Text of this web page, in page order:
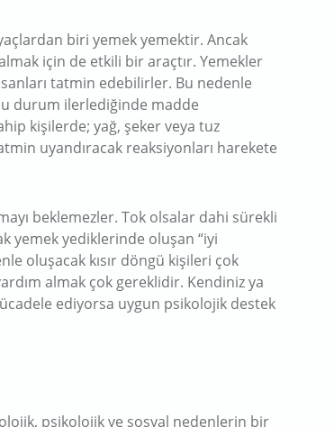
biri yemek yemektir. Ancak
için de etkili bir araçtır. Yemekler
tatmin edebilirler. Bu nedenle
durum ilerlediğinde madde
kişilerde; yağ, şeker veya tuz
uyandıracak reaksiyonları harekete
beklemezler. Tok olsalar dahi sürekli
yemek yediklerinde oluşan “iyi
oluşacak kısır döngü kişileri çok
almak çok gereklidir. Kendiniz ya
ediyorsa uygun psikolojik destek
psikolojik ve sosyal nedenlerin bir